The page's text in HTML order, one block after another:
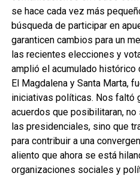
se hace cada vez más
búsqueda de participar en
garanticen cambios para un
las recientes elecciones y
amplió el acumulado
El Magdalena y Santa Marta,
iniciativas políticas. Nos faltó
acuerdos que posibilitaran,
las presidenciales, sino que
para contribuir a una
aliento que ahora se está
organizaciones sociales y